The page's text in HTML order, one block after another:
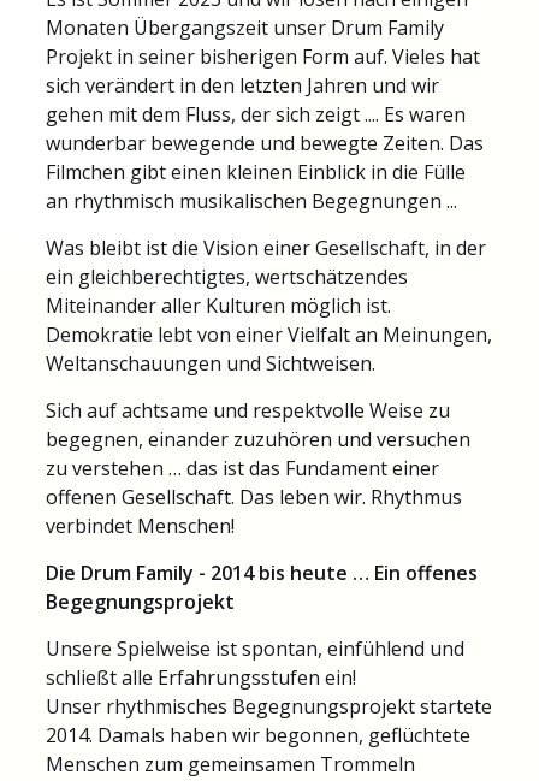
Monaten Übergangszeit unser Drum Family
Projekt in seiner bisherigen Form auf. Vieles hat
sich verändert in den letzten Jahren und wir
gehen mit dem Fluss, der sich zeigt .... Es waren
wunderbar bewegende und bewegte Zeiten. Das
Filmchen gibt einen kleinen Einblick in die Fülle
an rhythmisch musikalischen Begegnungen ...
Was bleibt ist die Vision einer Gesellschaft, in der
ein gleichberechtigtes, wertschätzendes
Miteinander aller Kulturen möglich ist.
Demokratie lebt von einer Vielfalt an Meinungen,
Weltanschauungen und Sichtweisen.
Sich auf achtsame und respektvolle Weise zu
begegnen, einander zuzuhören und versuchen
zu verstehen … das ist das Fundament einer
offenen Gesellschaft. Das leben wir. Rhythmus
verbindet Menschen!
Die Drum Family - 2014 bis heute … Ein offenes
Begegnungsprojekt
Unsere Spielweise ist spontan, einfühlend und
schließt alle Erfahrungsstufen ein!
Unser rhythmisches Begegnungsprojekt startete
2014. Damals haben wir begonnen, geflüchtete
Menschen zum gemeinsamen Trommeln